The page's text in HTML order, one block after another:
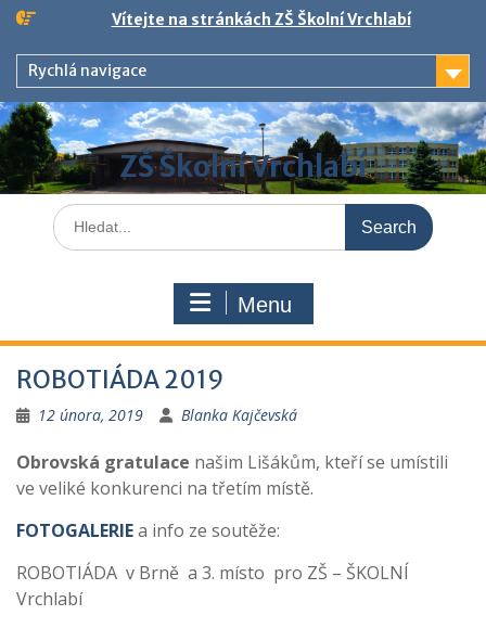
Skip
content
Vítejte na stránkách ZŠ Školní Vrchlabí
Rychlá navigace
ZŠ Školní Vrchlabí
Search
for:
Menu
ROBOTIÁDA 2019
12 února, 2019 Blanka Kajčevská
Obrovská gratulace našim Lišákům, kteří se umístili
ve veliké konkurenci na třetím místě.
FOTOGALERIEa info ze soutěže:
ROBOTIÁDA v Brně a 3. místo pro ZŠ – ŠKOLNÍ
Vrchlabí